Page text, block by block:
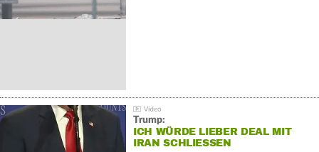
Trump:
ICH WÜRDE LIEBER DEAL MIT
IRAN SCHLIESSEN